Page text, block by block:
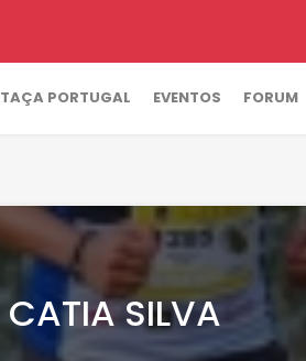
TAÇA PORTUGAL EVENTOS FORUM
CATIA SILVA